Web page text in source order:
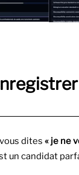
dites « je ne
un candidat